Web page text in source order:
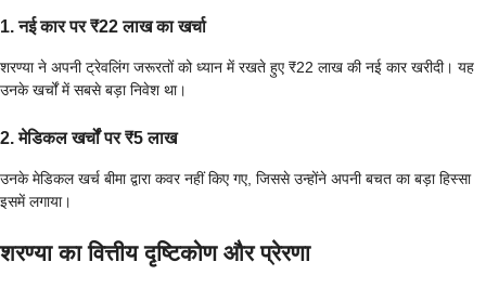
1. नई कार पर ₹22 लाख का खर्चा
शरण्या ने अपनी ट्रेवलिंग जरूरतों को ध्यान में रखते हुए ₹22 लाख की नई कार खरीदी। यह
उनके खर्चों में सबसे बड़ा निवेश था।
2. मेडिकल खर्चों पर ₹5 लाख
उनके मेडिकल खर्च बीमा द्वारा कवर नहीं किए गए, जिससे उन्होंने अपनी बचत का बड़ा हिस्सा
इसमें लगाया।
शरण्या का वित्तीय दृष्टिकोण और प्रेरणा